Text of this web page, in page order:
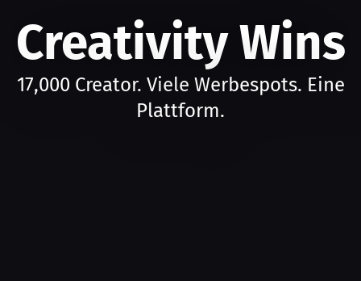
Creativity Wins
17,000 Creator. Viele Werbespots. Eine
Plattform.